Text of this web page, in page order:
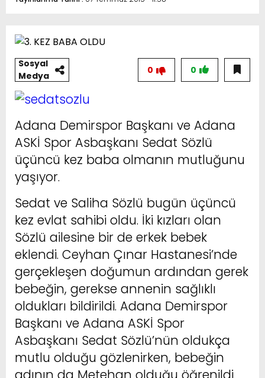
Sosyal
Medya
0
0
Adana Demirspor Başkanı ve Adana
ASKİ Spor Asbaşkanı Sedat Sözlü
üçüncü kez baba olmanın mutluğunu
yaşıyor.
Sedat ve Saliha Sözlü bugün üçüncü
kez evlat sahibi oldu. İki kızları olan
Sözlü ailesine bir de erkek bebek
eklendi. Ceyhan Çınar Hastanesi’nde
gerçekleşen doğumun ardından gerek
bebeğin, gerekse annenin sağlıklı
oldukları bildirildi. Adana Demirspor
Başkanı ve Adana ASKİ Spor
Asbaşkanı Sedat Sözlü’nün oldukça
mutlu olduğu gözlenirken, bebeğin